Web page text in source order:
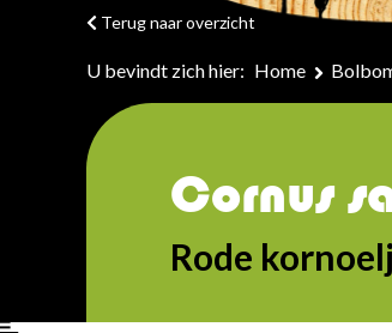
U bevindt zich hier: Home
Terug naar overzicht
Cornus
Rode